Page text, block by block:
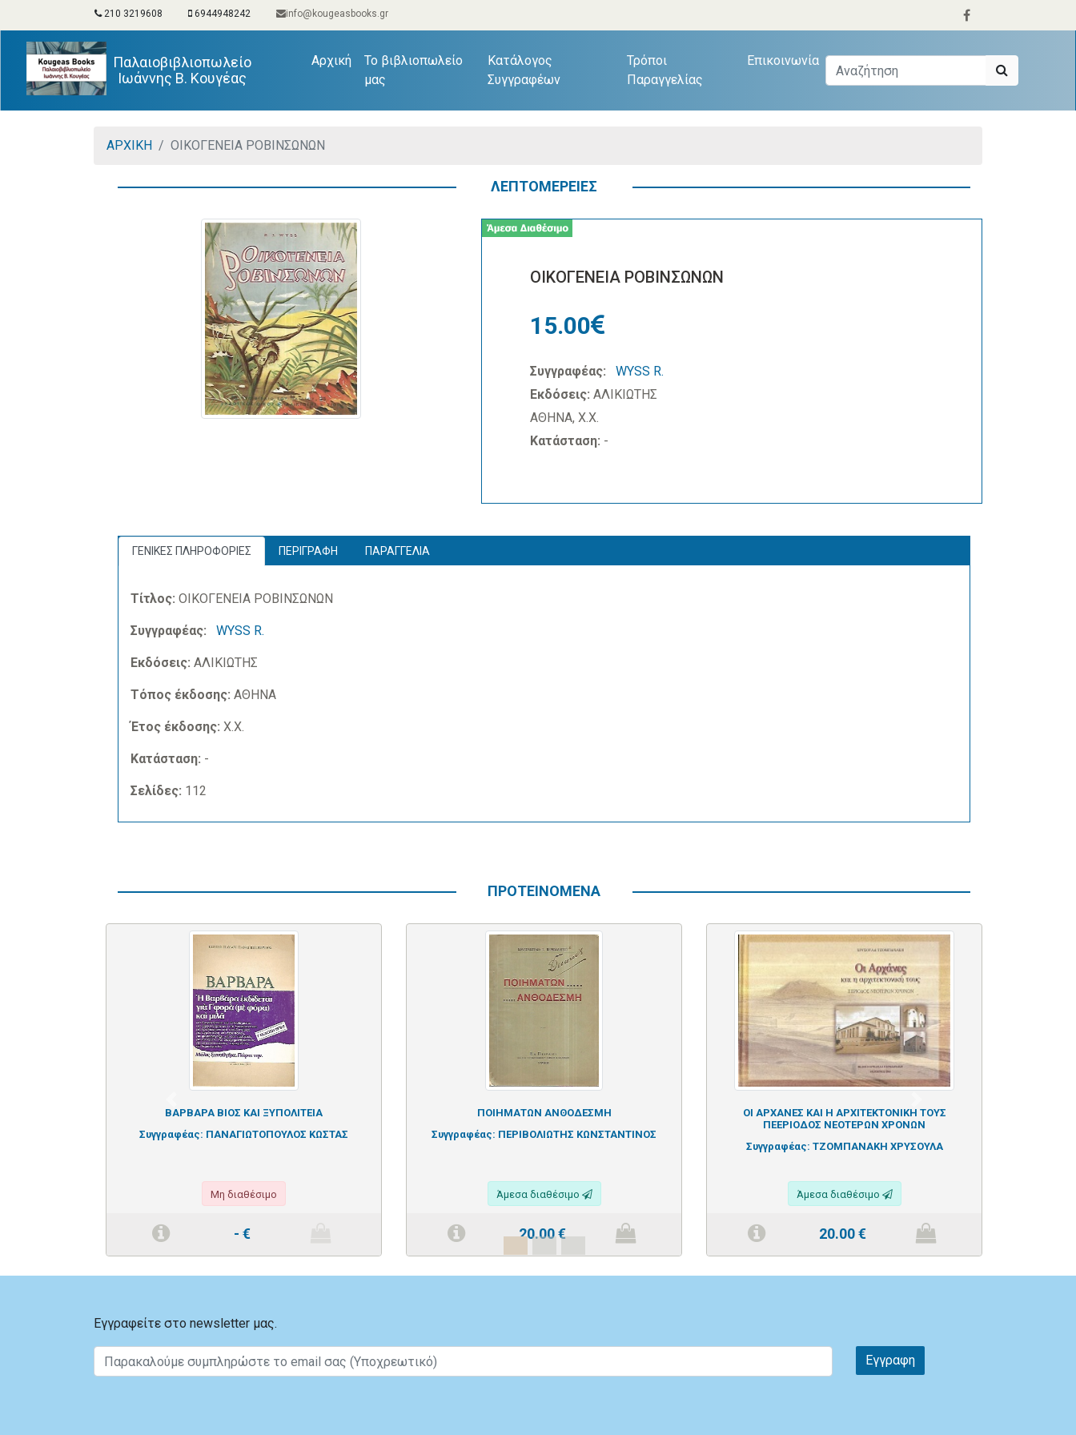
210 3219608 6944948242 info@kougeasbooks.gr
Παλαιοβιβλιοπωλείο
Ιωάννης Β. Κουγέας
Αρχική(current)
Το βιβλιοπωλείο
μας
Κατάλογος
Συγγραφέων
Τρόποι
Παραγγελίας
Επικοινωνία
ΑΡΧΙΚΗ ΟΙΚΟΓΕΝΕΙΑ ΡΟΒΙΝΣΩΝΩΝ
ΛΕΠΤΟΜΕΡΕΙΕΣ
ΟΙΚΟΓΕΝΕΙΑ ΡΟΒΙΝΣΩΝΩΝ
15.00
Συγγραφέας:
WYSS R.
Εκδόσεις: ΑΛΙΚΙΩΤΗΣ
ΑΘΗΝΑ, Χ.Χ.
Κατάσταση: -
ΓΕΝΙΚΕΣ ΠΛΗΡΟΦΟΡΙΕΣ ΠΕΡΙΓΡΑΦΗ ΠΑΡΑΓΓΕΛΙΑ
Τίτλος: ΟΙΚΟΓΕΝΕΙΑ ΡΟΒΙΝΣΩΝΩΝ
Συγγραφέας: WYSS R.
Εκδόσεις: ΑΛΙΚΙΩΤΗΣ
Τόπος έκδοσης: ΑΘΗΝΑ
Έτος έκδοσης: Χ.Χ.
Κατάσταση: -
Σελίδες: 112
ΠΡΟΤΕΙΝΟΜΕΝΑ
ΒΑΡΒΑΡΑ ΒΙΟΣ ΚΑΙ ΞΥΠΟΛΙΤΕΙΑ
Συγγραφέας: ΠΑΝΑΓΙΩΤΟΠΟΥΛΟΣ ΚΩΣΤΑΣ
Μη διαθέσιμο
- €
ΠΟΙΗΜΑΤΩΝ ΑΝΘΟΔΕΣΜΗ
Συγγραφέας: ΠΕΡΙΒΟΛΙΩΤΗΣ ΚΩΝΣΤΑΝΤΙΝΟΣ
Άμεσα διαθέσιμο
20.00€
ΟΙ ΑΡΧΑΝΕΣ ΚΑΙ Η ΑΡΧΙΤΕΚΤΟΝΙΚΗ ΤΟΥΣ
ΠΕΕΡΙΟΔΟΣ ΝΕΟΤΕΡΩΝ ΧΡΟΝΩΝ
Συγγραφέας: ΤΖΟΜΠΑΝΑΚΗ ΧΡΥΣΟΥΛΑ
Άμεσα διαθέσιμο
20.00€
Previous Next
Εγγραφείτε στο newsletter μας.
Εγγραφη